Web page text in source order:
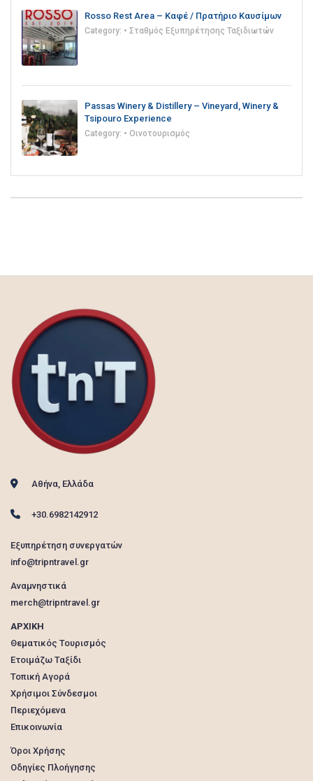
Rosso Rest Area – Καφέ / Πρατήριο Καυσίμων
Category: • Σταθμός Εξυπηρέτησης Ταξιδιωτών
Passas Winery & Distillery – Vineyard, Winery &
Tsipouro Experience
Category: • Οινοτουρισμός
Αθήνα, Ελλάδα
+30.6982142912
Εξυπηρέτηση συνεργατών
info@tripntravel.gr
Αναμνηστικά
merch@tripntravel.gr
ΑΡΧΙΚΗ
Θεματικός Τουρισμός
Ετοιμάζω Ταξίδι
Τοπική Αγορά
Χρήσιμοι Σύνδεσμοι
Περιεχόμενα
Επικοινωνία
Όροι Χρήσης
Οδηγίες Πλοήγησης